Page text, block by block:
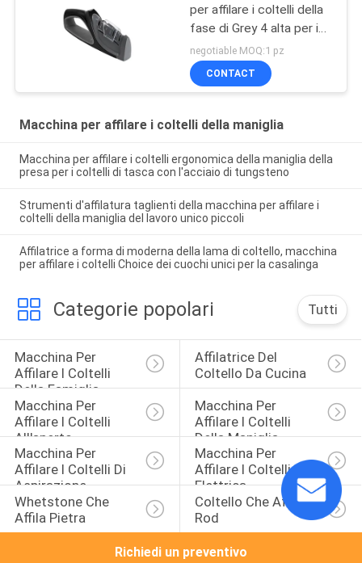
per affilare i coltelli della
fase di Grey 4 alta per i
coltelli asiatici ed europei
negotiable MOQ:1 pz
CONTACT
Macchina per affilare i coltelli della maniglia
Macchina per affilare i coltelli ergonomica della maniglia della
presa per i coltelli di tasca con l'acciaio di tungsteno
Strumenti d'affilatura taglienti della macchina per affilare i
coltelli della maniglia del lavoro unico piccoli
Affilatrice a forma di moderna della lama di coltello, macchina
per affilare i coltelli Choice dei cuochi unici per la casalinga
Categorie popolari Tutti
Macchina Per
Affilare I Coltelli
Della Famiglia
Affilatrice Del
Coltello Da Cucina
Macchina Per
Affilare I Coltelli
All'aperto
Macchina Per
Affilare I Coltelli
Della Maniglia
Macchina Per
Affilare I Coltelli Di
Aspirazione
Macchina Per
Affilare I Coltelli
Elettrica
Whetstone Che
Affila Pietra
Coltello Che Affila
Rod
Richiedi un preventivo